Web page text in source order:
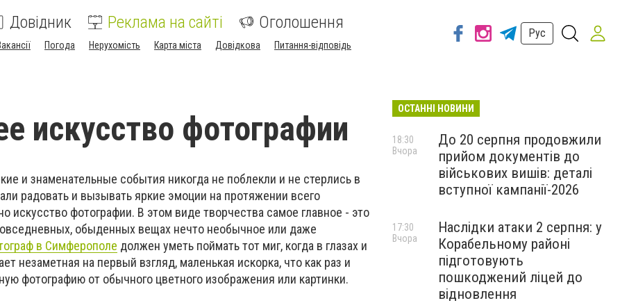
Довідник Реклама на сайті Оголошення
Погода Нерухомість Карта міста Довідкова Питання-відповідь
Рус
искусство фотографии
и знаменательные события никогда не поблекли и не стерлись в
радовать и вызывать яркие эмоции на протяжении всего
искусство фотографии. В этом виде творчества самое главное - это
обыденных вещах нечто необычное или даже
в Симферополе должен уметь поймать тот миг, когда в глазах и
незаметная на первый взгляд, маленькая искорка, что как раз и
фотографию от обычного цветного изображения или картинки.
ОСТАННІ НОВИНИ
До 20 серпня продовжили
прийом документів до
військових вишів: деталі
вступної кампанії-2026
18:30
Вчора
Наслідки атаки 2 серпня: у
Корабельному районі
підготовують
пошкоджений ліцей до
відновлення
17:30
Вчора